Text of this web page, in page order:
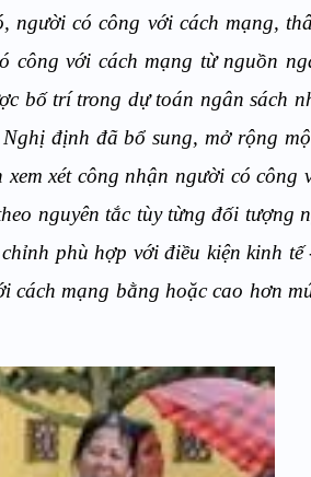
người có công với cách mạng,
với cách mạng từ nguồn
bố trí trong dự toán ngân sách
định đã bổ sung, mở rộng
xét công nhận người có công
nguyên tắc tùy từng đối tượng
phù hợp với điều kiện kinh tế
cách mạng bằng hoặc cao hơn